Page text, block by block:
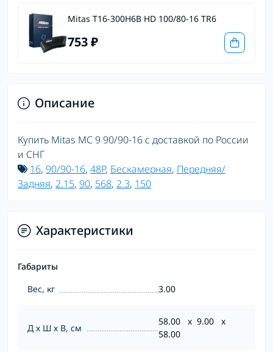
Mitas T16-300H6B HD 100/80-16 TR6
753 ₽
Описание
Купить Mitas MC 9 90/90-16 с доставкой по России
и СНГ
16, 90/90-16, 48P, Бескамерная, Передняя/
Задняя, 2.15, 90, 568, 2.3, 150
Характеристики
Габариты
Вес, кг
3.00
Д х Ш х В, см
58.00 x 9.00 x
58.00